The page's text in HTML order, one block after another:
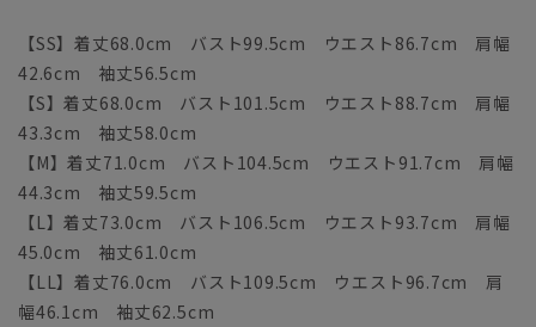
【SS】着丈68.0cm バスト99.5cm ウエスト86.7cm 肩幅
42.6cm 袖丈56.5cm
【S】着丈68.0cm バスト101.5cm ウエスト88.7cm 肩幅
43.3cm 袖丈58.0cm
【M】着丈71.0cm バスト104.5cm ウエスト91.7cm 肩幅
44.3cm 袖丈59.5cm
【L】着丈73.0cm バスト106.5cm ウエスト93.7cm 肩幅
45.0cm 袖丈61.0cm
【LL】着丈76.0cm バスト109.5cm ウエスト96.7cm 肩
幅46.1cm 袖丈62.5cm